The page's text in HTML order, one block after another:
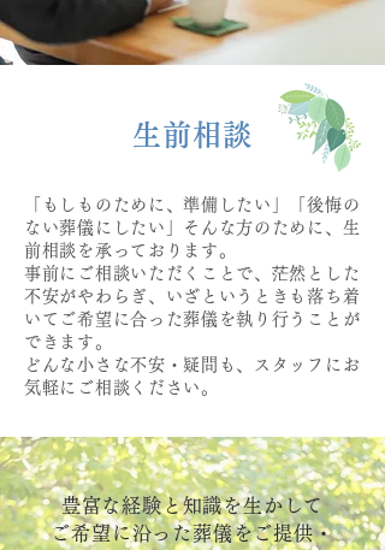
生前相談
「もしものために、準備したい」「後悔の
ない葬儀にしたい」そんな方のために、生
前相談を承っております。
事前にご相談いただくことで、茫然とした
不安がやわらぎ、いざというときも落ち着
いてご希望に合った葬儀を執り行うことが
できます。
どんな小さな不安・疑問も、スタッフにお
気軽にご相談ください。
豊富な経験と知識を生かして
ご希望に沿った葬儀をご提供・